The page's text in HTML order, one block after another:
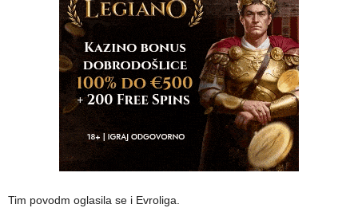
Tim povodm oglasila se i Evroliga.